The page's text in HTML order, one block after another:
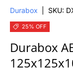
Durabox SKU:
25% OFF
Durabox